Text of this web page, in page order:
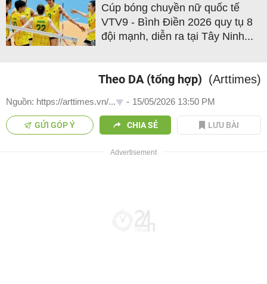
Cúp bóng chuyền nữ quốc tế
VTV9 - Bình Điền 2026 quy tụ 8
đội mạnh, diễn ra tại Tây Ninh...
Theo DA (tổng hợp) (Arttimes)
Nguồn: https://arttimes.vn/... - 15/05/2026 13:50 PM
GỬI GÓP Ý CHIA SẺ LƯU BÀI